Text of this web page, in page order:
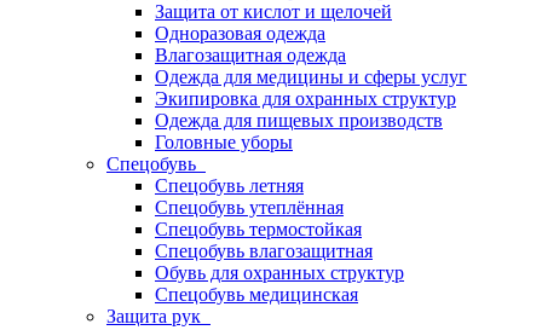
Защита от кислот и щелочей
Одноразовая одежда
Влагозащитная одежда
Одежда для медицины и сферы услуг
Экипировка для охранных структур
Одежда для пищевых производств
Головные уборы
Спецобувь
Спецобувь летняя
Спецобувь утеплённая
Спецобувь термостойкая
Спецобувь влагозащитная
Обувь для охранных структур
Спецобувь медицинская
Защита рук